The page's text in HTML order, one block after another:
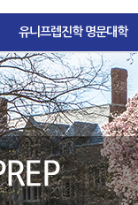
유니프렙진학 명문대학